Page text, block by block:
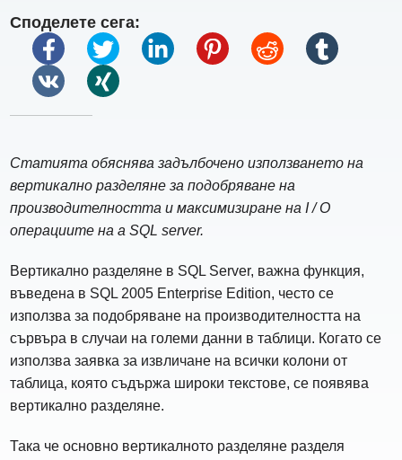
Споделете сега:
Статията обяснява задълбочено използването на
вертикално разделяне за подобряване на
производителността и максимизиране на I / O
операциите на a SQL server.
Вертикално разделяне в SQL Server, важна функция,
въведена в SQL 2005 Enterprise Edition, често се
използва за подобряване на производителността на
сървъра в случаи на големи данни в таблици. Когато се
използва заявка за извличане на всички колони от
таблица, която съдържа широки текстове, се появява
вертикално разделяне.
Така че основно вертикалното разделяне разделя